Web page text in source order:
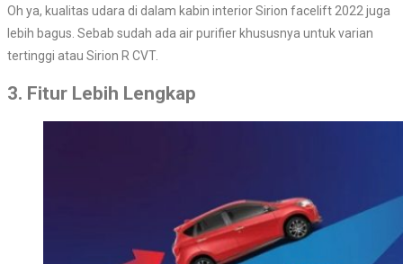
Oh ya, kualitas udara di dalam kabin interior Sirion facelift 2022 juga
lebih bagus. Sebab sudah ada air purifier khususnya untuk varian
tertinggi atau Sirion R CVT.
3. Fitur Lebih Lengkap